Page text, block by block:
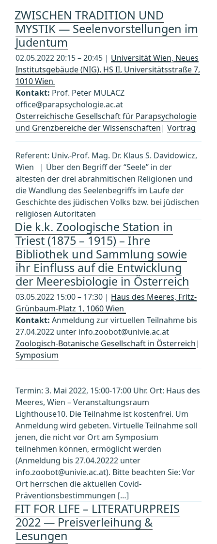
ZWISCHEN TRADITION UND
MYSTIK — Seelenvorstellungen im
Judentum
02.05.2022 20:15 – 20:45 | Universität Wien, Neues
Institutsgebäude (NIG), HS II, Universitätsstraße 7,
1010 Wien
Kontakt: Prof. Peter MULACZ
office@parapsychologie.ac.at
Österreichische Gesellschaft für Parapsychologie
und Grenzbereiche der Wissenschaften| Vortrag
Referent: Univ.-Prof. Mag. Dr. Klaus S. Davidowicz,
Wien | Über den Begriff der “Seele” in der
ältesten der drei abrahmitischen Religionen und
die Wandlung des Seelenbegriffs im Laufe der
Geschichte des jüdischen Volks bzw. bei jüdischen
religiösen Autoritäten
Die k.k. Zoologische Station in
Triest (1875 – 1915) – Ihre
Bibliothek und Sammlung sowie
ihr Einfluss auf die Entwicklung
der Meeresbiologie in Österreich
03.05.2022 15:00 – 17:30 | Haus des Meeres, Fritz-
Grünbaum-Platz 1, 1060 Wien
Kontakt: Anmeldung zur virtuellen Teilnahme bis
27.04.2022 unter info.zoobot@univie.ac.at
Zoologisch-Botanische Gesellschaft in Österreich|
Symposium
Termin: 3. Mai 2022, 15:00-17:00 Uhr. Ort: Haus des
Meeres, Wien – Veranstaltungsraum
Lighthouse10. Die Teilnahme ist kostenfrei. Um
Anmeldung wird gebeten. Virtuelle Teilnahme soll
jenen, die nicht vor Ort am Symposium
teilnehmen können, ermöglicht werden
(Anmeldung bis 27.04.20222 unter
info.zoobot@univie.ac.at). Bitte beachten Sie: Vor
Ort herrschen die aktuellen Covid-
Präventionsbestimmungen […]
FIT FOR LIFE – LITERATURPREIS
2022 — Preisverleihung &
Lesungen